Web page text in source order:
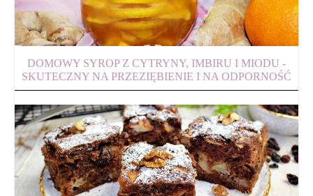
DOMOWY SYROP Z CYTRYNY, IMBIRU I MIODU -
SKUTECZNY NA PRZEZIĘBIENIE I NA ODPORNOŚĆ